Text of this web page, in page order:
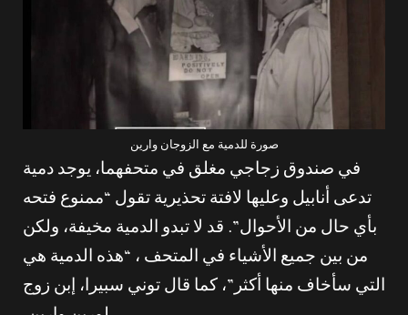
صورة للدمية مع الزوجان وارين
في صندوق زجاجي مغلق في متحفهما، يوجد دمية
تدعى أنابيل وعليها لافتة تحذيرية تقول “ممنوع فتحه
بأي حال من الأحوال”. قد لا تبدو الدمية مخيفة، ولكن
من بين جميع الأشياء في المتحف ، “هذه الدمية هي
التي سأخاف منها أكثر”، كما قال توني سبيرا، إبن زوج